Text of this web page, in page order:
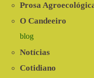
Prosa
O Candeeiro
blog
Notícias
Cotidiano